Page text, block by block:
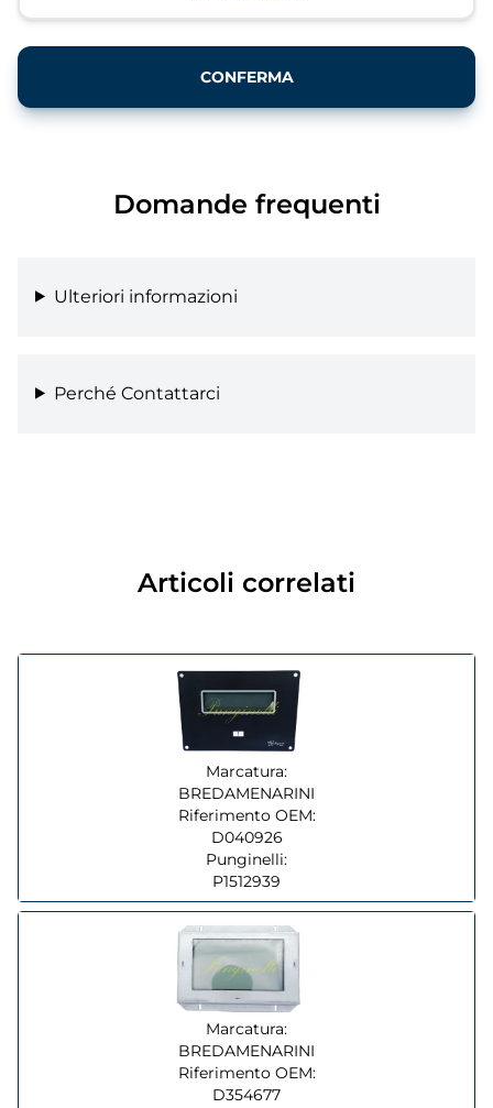
CONFERMA
Domande frequenti
Ulteriori informazioni
Perché Contattarci
Articoli correlati
Marcatura:
BREDAMENARINI
Riferimento OEM:
D040926
Punginelli:
P1512939
Marcatura:
BREDAMENARINI
Riferimento OEM:
D354677